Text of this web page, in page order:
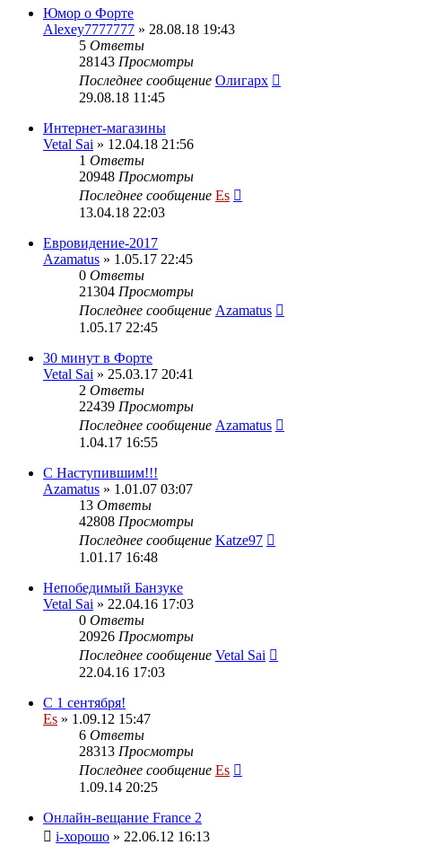
Юмор о Форте
Alexey7777777 » 28.08.18 19:43
5 Ответы
28143 Просмотры
Последнее сообщение Олигарх
29.08.18 11:45
Интернет-магазины
Vetal Sai » 12.04.18 21:56
1 Ответы
20948 Просмотры
Последнее сообщение Es
13.04.18 22:03
Евровидение-2017
Azamatus » 1.05.17 22:45
0 Ответы
21304 Просмотры
Последнее сообщение Azamatus
1.05.17 22:45
30 минут в Форте
Vetal Sai » 25.03.17 20:41
2 Ответы
22439 Просмотры
Последнее сообщение Azamatus
1.04.17 16:55
С Наступившим!!!
Azamatus » 1.01.07 03:07
13 Ответы
42808 Просмотры
Последнее сообщение Katze97
1.01.17 16:48
Непобедимый Банзуке
Vetal Sai » 22.04.16 17:03
0 Ответы
20926 Просмотры
Последнее сообщение Vetal Sai
22.04.16 17:03
С 1 сентября!
Es » 1.09.12 15:47
6 Ответы
28313 Просмотры
Последнее сообщение Es
1.09.14 20:25
Онлайн-вещание France 2
i-хорошо » 22.06.12 16:13